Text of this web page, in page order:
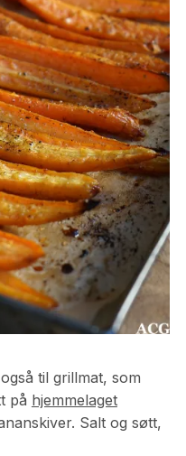
til grillmat, som
på hjemmelaget
Salt og søtt,